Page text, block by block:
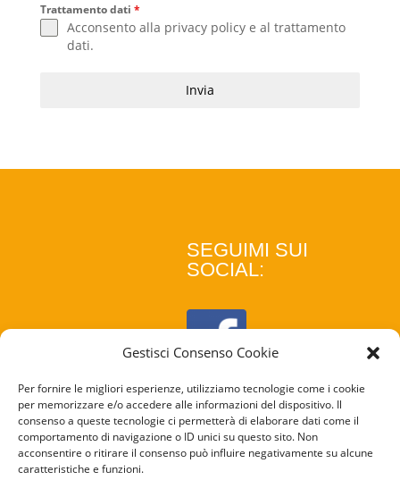
Gestisci Consenso Cookie
Per fornire le migliori esperienze, utilizziamo tecnologie come i cookie
per memorizzare e/o accedere alle informazioni del dispositivo. Il
consenso a queste tecnologie ci permetterà di elaborare dati come il
comportamento di navigazione o ID unici su questo sito. Non
acconsentire o ritirare il consenso può influire negativamente su alcune
caratteristiche e funzioni.
Trattamento dati *
Acconsento alla privacy policye al trattamento
dati.
Invia
SEGUIMI SUI
SOCIAL: